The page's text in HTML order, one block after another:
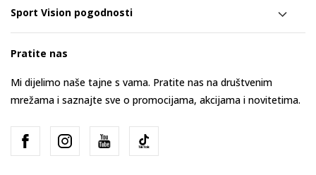
Sport Vision pogodnosti
Pratite nas
Mi dijelimo naše tajne s vama. Pratite nas na društvenim
mrežama i saznajte sve o promocijama, akcijama i novitetima.